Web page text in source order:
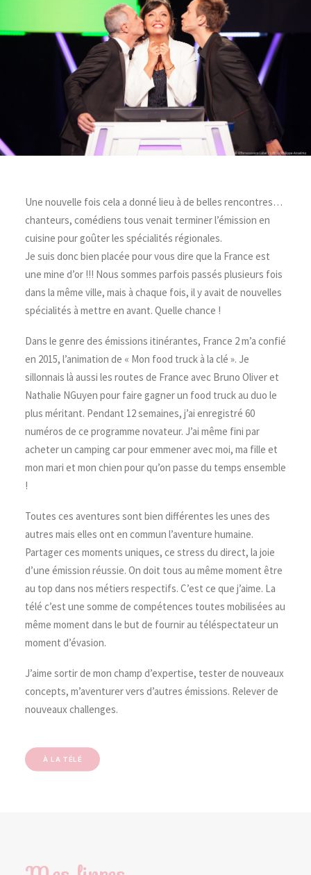
Une nouvelle fois cela a donné lieu à de belles rencontres…
chanteurs, comédiens tous venait terminer l’émission en
cuisine pour goûter les spécialités régionales.
Je suis donc bien placée pour vous dire que la France est
une mine d’or !!! Nous sommes parfois passés plusieurs fois
dans la même ville, mais à chaque fois, il y avait de nouvelles
spécialités à mettre en avant. Quelle chance !
Dans le genre des émissions itinérantes, France 2 m’a confié
en 2015, l’animation de « Mon food truck à la clé ». Je
sillonnais là aussi les routes de France avec Bruno Oliver et
Nathalie NGuyen pour faire gagner un food truck au duo le
plus méritant. Pendant 12 semaines, j’ai enregistré 60
numéros de ce programme novateur. J’ai même fini par
acheter un camping car pour emmener avec moi, ma fille et
mon mari et mon chien pour qu’on passe du temps ensemble
!
Toutes ces aventures sont bien différentes les unes des
autres mais elles ont en commun l’aventure humaine.
Partager ces moments uniques, ce stress du direct, la joie
d’une émission réussie. On doit tous au même moment être
au top dans nos métiers respectifs. C’est ce que j’aime. La
télé c’est une somme de compétences toutes mobilisées au
même moment dans le but de fournir au téléspectateur un
moment d’évasion.
J’aime sortir de mon champ d’expertise, tester de nouveaux
concepts, m’aventurer vers d’autres émissions. Relever de
nouveaux challenges.
À LA TÉLÉ